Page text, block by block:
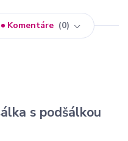
Komentáre 0
s podšálkou